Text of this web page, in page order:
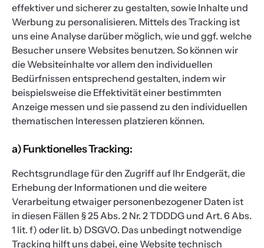
effektiver und sicherer zu gestalten, sowie Inhalte und
Werbung zu personalisieren. Mittels des Tracking ist
uns eine Analyse darüber möglich, wie und ggf. welche
Besucher unsere Websites benutzen. So können wir
die Websiteinhalte vor allem den individuellen
Bedürfnissen entsprechend gestalten, indem wir
beispielsweise die Effektivität einer bestimmten
Anzeige messen und sie passend zu den individuellen
thematischen Interessen platzieren können.
a) Funktionelles Tracking:
Rechtsgrundlage für den Zugriff auf Ihr Endgerät, die
Erhebung der Informationen und die weitere
Verarbeitung etwaiger personenbezogener Daten ist
in diesen Fällen § 25 Abs. 2 Nr. 2 TDDDG und Art. 6 Abs.
1 lit. f) oder lit. b) DSGVO. Das unbedingt notwendige
Tracking hilft uns dabei, eine Website technisch